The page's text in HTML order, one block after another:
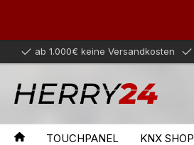
ab 1.000€ keine Versandkosten
TOUCHPANEL KNX SHOP